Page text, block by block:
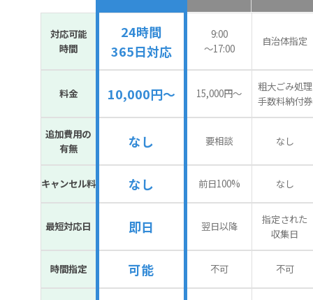
対応可能
時間
24時間
365日対応
9:00
〜17:00
自治体指定
料金 10,000円～ 15,000円〜
粗大ごみ処理
手数料納付券
追加費用の
有無
なし 要相談 なし
キャンセル料 なし 前日100% なし
最短対応日 即日 翌日以降
指定された
収集日
時間指定 可能 不可 不可